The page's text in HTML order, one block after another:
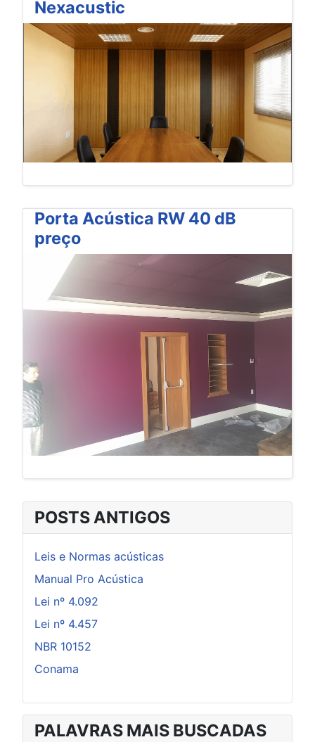
Nexacustic
Porta Acústica RW 40 dB
preço
POSTS ANTIGOS
Leis e Normas acústicas
Manual Pro Acústica
Lei nº 4.092
Lei nº 4.457
NBR 10152
Conama
PALAVRAS MAIS BUSCADAS